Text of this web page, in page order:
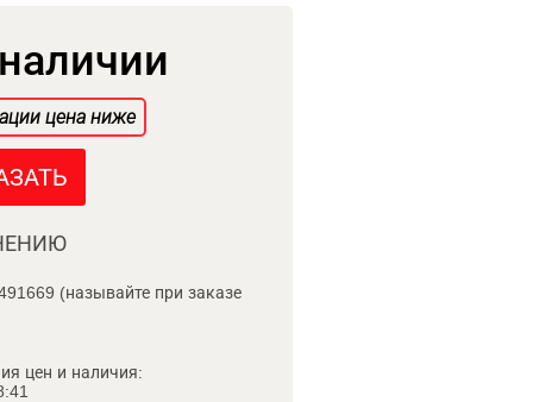
цена ниже
(называйте при заказе
цен и наличия: